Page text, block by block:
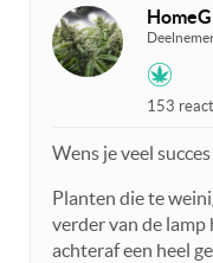
153
Wens je veel
Planten die te
verder van de
achteraf een heel